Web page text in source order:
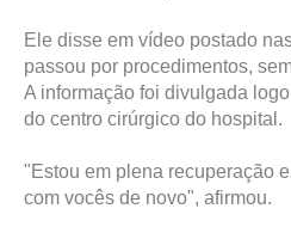
Ele disse em vídeo postado
passou por procedimentos,
A informação foi divulgada
do centro cirúrgico do hospital.
"Estou em plena recuperação
com vocês de novo", afirmou.